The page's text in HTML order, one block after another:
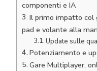
componenti e IA
Il primo impatto col
pad e volante alla
Update sulle
Potenziamento e
Gare Multiplayer,